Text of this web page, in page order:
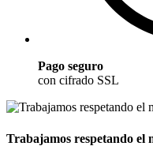
Pago seguro
con cifrado SSL
Trabajamos respetando el